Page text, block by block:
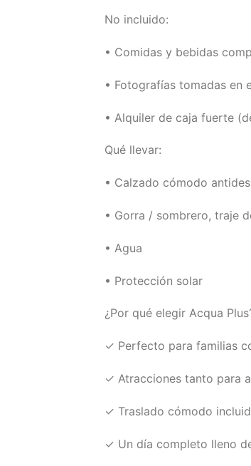
No incluido:
• Comidas y bebidas
• Fotografías tomadas en
• Alquiler de caja fuerte
Qué llevar:
• Calzado cómodo
• Gorra / sombrero, traje
• Agua
• Protección solar
¿Por qué elegir Acqua
✓ Perfecto para familias
✓ Atracciones tanto para
✓ Traslado cómodo
✓ Un día completo lleno